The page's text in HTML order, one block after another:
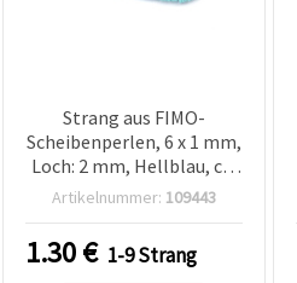
Strang aus FIMO-
Scheibenperlen, 6 x 1 mm,
Loch: 2 mm, Hellblau, ca.
320 Stk.
Artikelnummer: 109443
1.30€ 1-9 Strang